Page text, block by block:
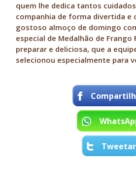
quem lhe dedica tantos
companhia de forma divertida e
gostoso almoço de domingo
especial de Medalhão de Frango
preparar e deliciosa, que a
selecionou especialmente para
Tweetar